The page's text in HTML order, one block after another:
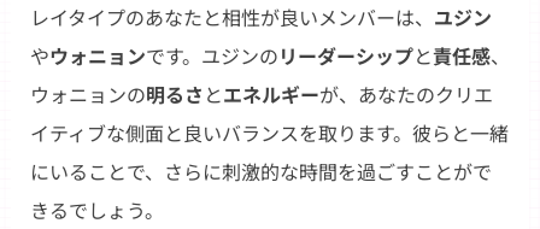
レイタイプのあなたと相性が良いメンバーは、 ユジン
やウォニョンです。ユジンのリーダーシップと責任感、
ウォニョンの明るさ とエネルギーが、あなたのクリエ
イティブな側面と良いバランスを取ります。彼らと一緒
にいることで、さらに刺激的な時間を過ごすことがで
きるでしょう。